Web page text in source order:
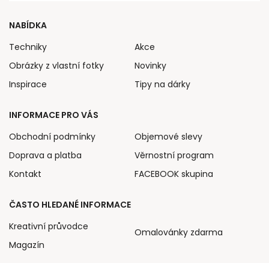
NABÍDKA
Techniky
Obrázky z vlastní fotky
Inspirace
Akce
Novinky
Tipy na dárky
INFORMACE PRO VÁS
Obchodní podmínky
Doprava a platba
Kontakt
Objemové slevy
Věrnostní program
FACEBOOK skupina
ČASTO HLEDANÉ INFORMACE
Kreativní průvodce
Magazín
Omalovánky zdarma